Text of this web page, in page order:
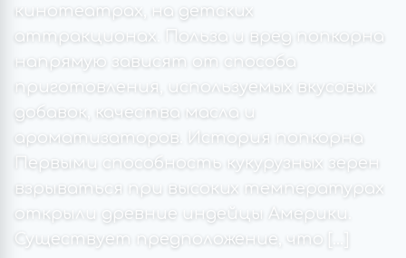
кинотеатрах, на детских
аттракционах. Польза и вред попкорна
напрямую зависят от способа
приготовления, используемых вкусовых
добавок, качества масла и
ароматизаторов. История попкорна
Первыми способность кукурузных зерен
взрываться при высоких температурах
открыли древние индейцы Америки.
Существует предположение, что […]